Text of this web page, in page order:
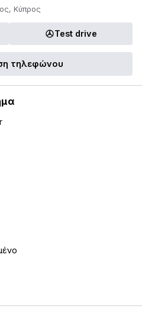
Κύπρος
Test drive
τηλεφώνου